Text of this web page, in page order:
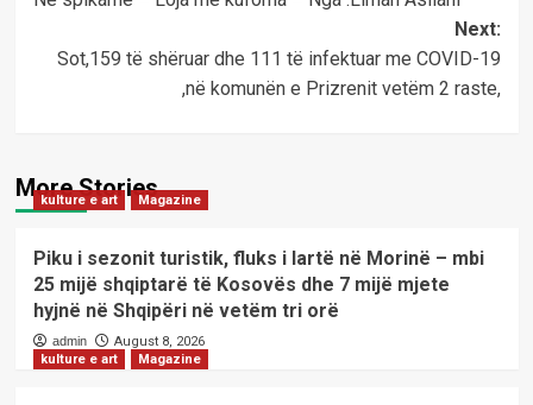
navigation
Next:
Sot,159 të shëruar dhe 111 të infektuar me COVID-19
,në komunën e Prizrenit vetëm 2 raste,
More Stories
kulture e art Magazine
Piku i sezonit turistik, fluks i lartë në Morinë – mbi
25 mijë shqiptarë të Kosovës dhe 7 mijë mjete
hyjnë në Shqipëri në vetëm tri orë
admin
August 8, 2026
kulture e art
Magazine